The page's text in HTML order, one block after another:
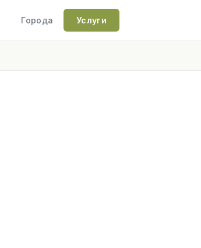
Города Услуги